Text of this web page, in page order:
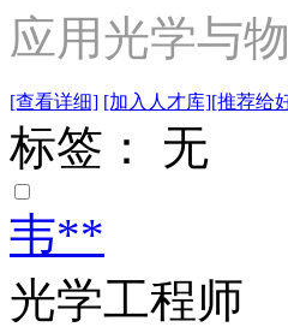
应用光学与
[查看详细] [加入人才库][推荐给
标签： 无
韦**
光学工程师